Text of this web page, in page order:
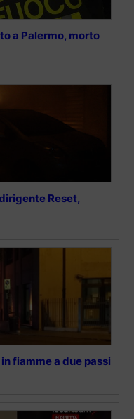
a Palermo, morto
Reset,
fiamme a due passi